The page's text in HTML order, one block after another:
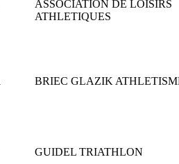
ASSOCIATION DE LOISIRS
ATHLETIQUES
BRIEC GLAZIK
GUIDEL TRIATHLON